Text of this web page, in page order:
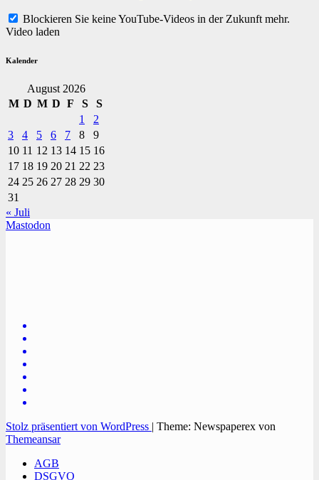
Blockieren Sie keine YouTube-Videos in der Zukunft mehr.
Video laden
Kalender
August 2026
M D M D F S
S
1
2
3
4 5 6 7 8
9
10 11 12 13 14 15 16
17 18 19 20 21 22 23
24 25 26 27 28 29 30
31
« Juli
Mastodon
Stolz präsentiert von WordPress | Theme: Newspaperex von
Themeansar
AGB
DSGVO